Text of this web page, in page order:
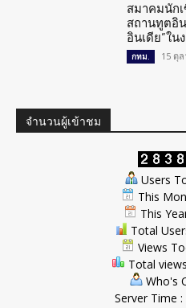
สมาคมนัก
สถานทูตอิ
อินเดีย”ใ
กทม. 15 ตุ
จำนวนผู้เข้าชม
Users
This
This
Total
Views
Total
Who's
Server Time